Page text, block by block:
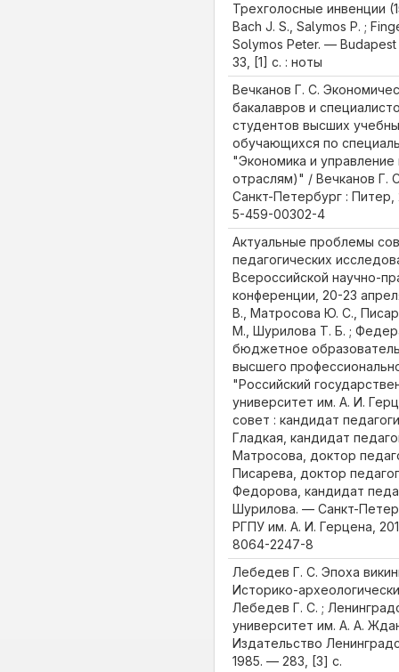
Трехголосные инвенции
Bach J. S., Salymos P. ;
Solymos Peter. —
33, [1] с. : ноты
Вечканов Г. С.
бакалавров и
студентов высших
обучающихся по
"Экономика и
отраслям)" / Вечканов Г.
Санкт-Петербург : Питер,
5-459-00302-4
Актуальные проблемы
педагогических
Всероссийской научно-
конференции, 20-23
В., Матросова Ю. С.,
М., Шурилова Т. Б. ;
бюджетное
высшего
"Российский
университет им. А. И.
совет : кандидат
Гладкая, кандидат
Матросова, доктор
Писарева, доктор
Федорова, кандидат
Шурилова. — Санкт-
РГПУ им. А. И. Герцена,
8064-2247-8
Лебедев Г. С. Эпоха
Историко-
Лебедев Г. С. ;
университет им. А. А.
Издательство
1985. — 283, [3] с.